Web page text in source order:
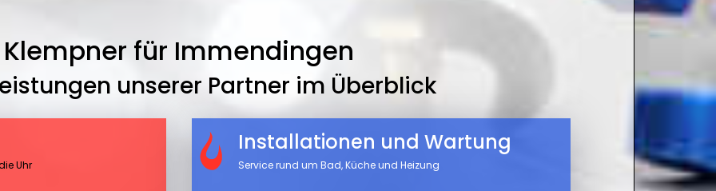
Klempner für Immendingen
unserer Partner im Überblick
Uhr
Installationen und Wartung
Service rund um Bad, Küche und Heizung